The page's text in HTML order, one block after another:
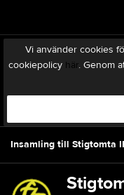
Vi använder cookies
cookiepolicy här. Genom
Insamling till Stigtomta